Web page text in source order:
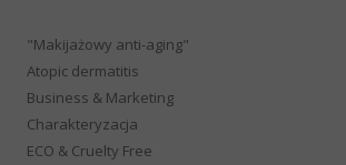
"Makijażowy anti-aging"
Atopic dermatitis
Business & Marketing
Charakteryzacja
ECO & Cruelty Free